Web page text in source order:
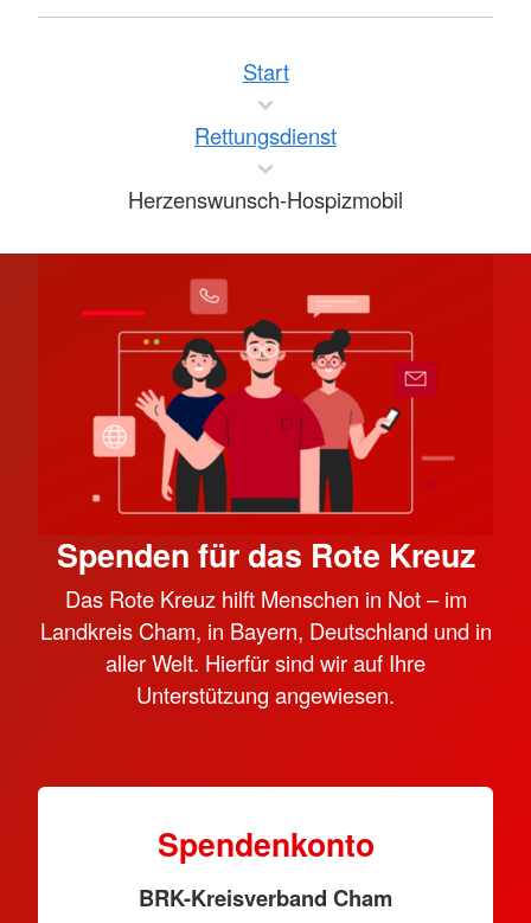
Start
Rettungsdienst
Herzenswunsch-Hospizmobil
Spenden für das Rote Kreuz
Das Rote Kreuz hilft Menschen in Not – im
Landkreis Cham, in Bayern, Deutschland und in
aller Welt. Hierfür sind wir auf Ihre
Unterstützung angewiesen.
Spendenkonto
BRK-Kreisverband Cham